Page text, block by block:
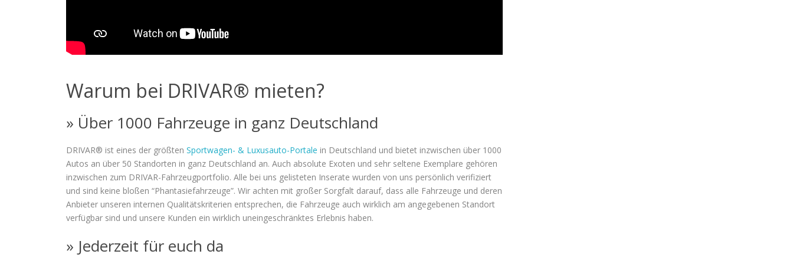
Warum bei DRIVAR® mieten?
» Über 1000 Fahrzeuge in ganz Deutschland
DRIVAR® ist eines der größten Sportwagen- & Luxusauto-Portale in Deutschland und bietet inzwischen über 1000
Autos an über 50 Standorten in ganz Deutschland an. Auch absolute Exoten und sehr seltene Exemplare gehören
inzwischen zum DRIVAR-Fahrzeugportfolio. Alle bei uns gelisteten Inserate wurden von uns persönlich verifiziert
und sind keine bloßen “Phantasiefahrzeuge”. Wir achten mit großer Sorgfalt darauf, dass alle Fahrzeuge und deren
Anbieter unseren internen Qualitätskriterien entsprechen, die Fahrzeuge auch wirklich am angegebenen Standort
verfügbar sind und unsere Kunden ein wirklich uneingeschränktes Erlebnis haben.
» Jederzeit für euch da